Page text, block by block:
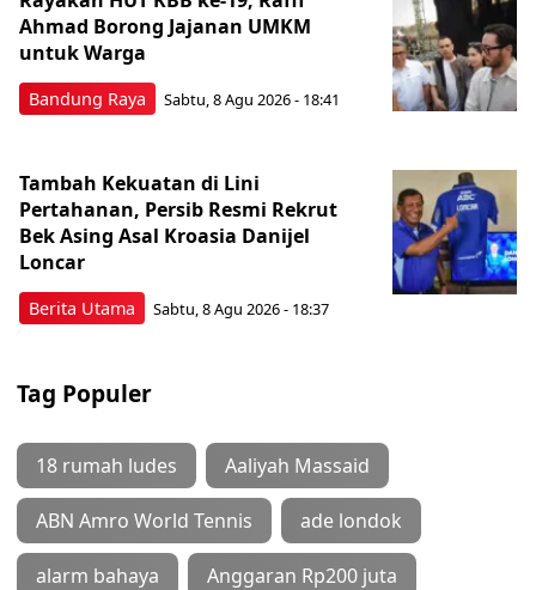
Bandung Raya
Ahmad Borong Jajanan UMKM
untuk Warga
Sabtu, 8 Agu 2026 - 18:41
Berita Utama
Tambah Kekuatan di Lini
Pertahanan, Persib Resmi Rekrut
Bek Asing Asal Kroasia Danijel
Loncar
Sabtu, 8 Agu 2026 - 18:37
Tag Populer
18 rumah ludes Aaliyah Massaid
ABN Amro World Tennis ade londok
alarm bahaya Anggaran Rp200 juta